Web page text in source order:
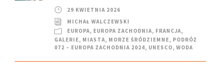
29 KWIETNIA 2026
MICHAŁ WALCZEWSKI
EUROPA, EUROPA ZACHODNIA, FRANCJA,
GALERIE, MIASTA, MORZE ŚRÓDZIEMNE, PODRÓŻ
072 – EUROPA ZACHODNIA 2024, UNESCO, WODA